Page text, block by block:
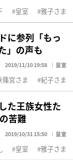
皇室 雅子さま
に参列「もっ
」の声も
2019/11/10 19:58 皇室
篠宮さま 紀子さま
た王族女性た
苦難
2019/10/31 15:50 皇室
皇室 雅子さま